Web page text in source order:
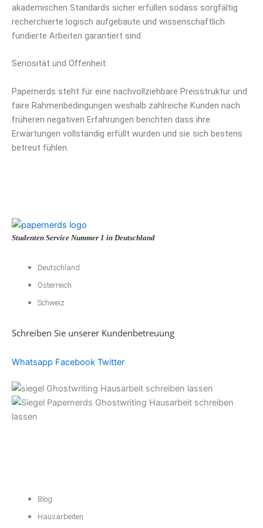
akademischen Standards sicher erfüllen sodass sorgfältig
recherchierte logisch aufgebaute und wissenschaftlich
fundierte Arbeiten garantiert sind.
Seriosität und Offenheit:
Papernerds steht für eine nachvollziehbare Preisstruktur und
faire Rahmenbedingungen weshalb zahlreiche Kunden nach
früheren negativen Erfahrungen berichten dass ihre
Erwartungen vollständig erfüllt wurden und sie sich bestens
betreut fühlen.
Studenten Service Nummer 1 in Deutschland
Deutschland
Österreich
Schweiz
Schreiben Sie unserer Kundenbetreuung
Whatsapp Facebook Twitter
Blog
Hausarbeiten